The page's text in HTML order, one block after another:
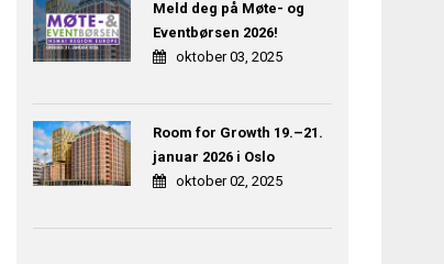
Meld deg på Møte- og
Eventbørsen 2026!
oktober 03, 2025
Room for Growth 19.–21.
januar 2026 i Oslo
oktober 02, 2025